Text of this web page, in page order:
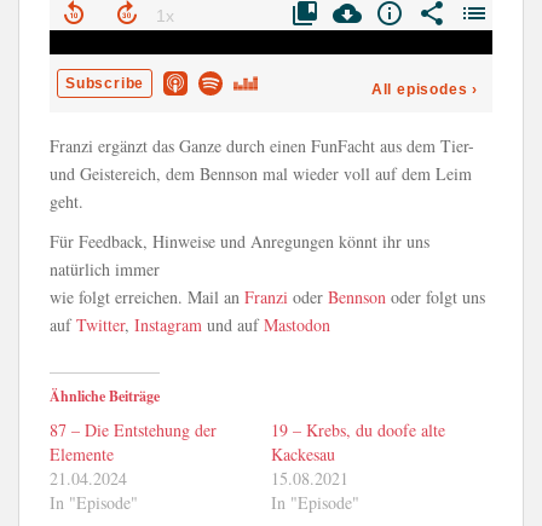
Franzi ergänzt das Ganze durch einen FunFacht aus dem Tier-
und Geistereich, dem Bennson mal wieder voll auf dem Leim
geht.
Für Feedback, Hinweise und Anregungen könnt ihr uns
natürlich immer
wie folgt erreichen. Mail an Franzi oder Bennson oder folgt uns
aufTwitter, Instagram und aufMastodon
Ähnliche Beiträge
87 – Die Entstehung der
Elemente
21.04.2024
In "Episode"
19 – Krebs, du doofe alte
Kackesau
15.08.2021
In "Episode"